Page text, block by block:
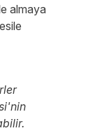
almaya